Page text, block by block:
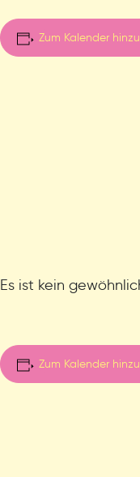
Zum Kalender
Es ist kein
Zum Kalender